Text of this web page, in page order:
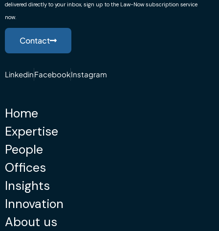
delivered directly to your inbox, sign up to the Law-Now subscription service
now.
Contact
LinkedinFacebookInstagram
Home
Expertise
People
Offices
Insights
Innovation
About us